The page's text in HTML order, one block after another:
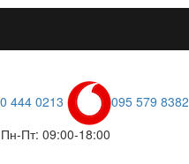
444 0213
095 579 8382
Пн-Пт: 09:00-18:00